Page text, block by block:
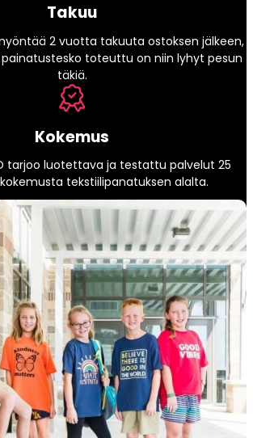
Takuu
myöntää 2 vuotta takuuta ostoksen jälkeen,
toteuttu on niin lyhyt pesun
täkiä.
Kokemus
tarjoo luotettava ja testattu palvelut 25
tekstiilipanatuksen alalta.